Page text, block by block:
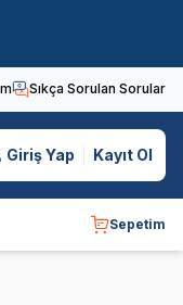
Sıkça Sorulan Sorular
Giriş Yap Kayıt Ol
Sepetim